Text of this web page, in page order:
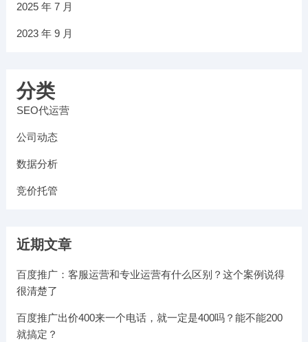
2025 年 7 月
2023 年 9 月
分类
SEO代运营
公司动态
数据分析
竞价托管
近期文章
百度推广：客服运营和专业运营有什么区别？这个案例说得
很清楚了
百度推广出价400来一个电话，就一定是400吗？能不能200
就搞定？